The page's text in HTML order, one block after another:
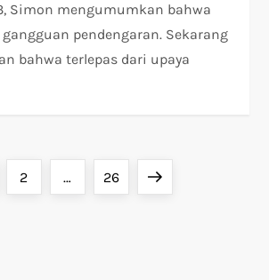
Simon mengumumkan bahwa
pendengaran. Sekarang
bahwa terlepas dari upaya
Page
2 … Page
26 Next